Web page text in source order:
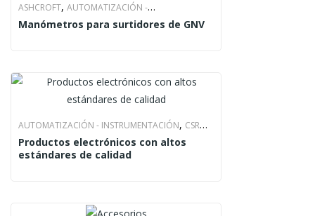
ASHCROFT, AUTOMATIZACIÓN -
INSTRUMENTACIÓN,ENERGOTEC,PRODUCTO
Manómetros para surtidores de GNV
AUTOMATIZACIÓN - INSTRUMENTACIÓN, CSR
IMPORT,EMAS,PRODUCTO
Productos electrónicos con altos
estándares de calidad